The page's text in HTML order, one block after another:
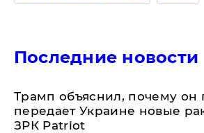
Последние новости
Трамп объяснил, почему он
передает Украине новые
ЗРК Patriot